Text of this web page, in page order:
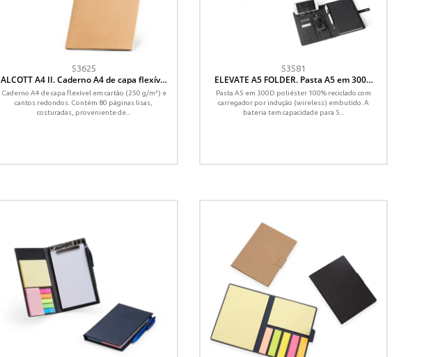
53625
ALCOTT A4 II. Caderno A4 de capa flexível
em cartão (250 g/m²) com páginas lisas
Caderno A4 de capa flexível em cartão (250 g/m²) e
cantos redondos. Contém 80 páginas lisas,
costuradas, proveniente de...
53581
ELEVATE A5 FOLDER. Pasta A5 em 300D
poliéster 100% reciclado com carregador
por indução embutido (5 000 mAh) e bloco
com páginas pautadas
Pasta A5 em 300D poliéster 100% reciclado com
carregador por indução (wireless) embutido. A
bateria tem capacidade para 5...